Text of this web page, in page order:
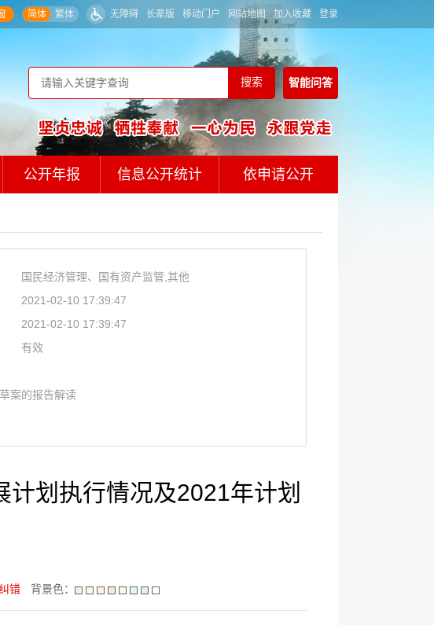
简体 繁体 无障碍 长辈版 移动门户 网站地图 加入收藏 登录
智能问答
公开年报 信息公开统计 依申请公开
国民经济管理、国有资产监管,其他
2021-02-10 17:39:47
2021-02-10 17:39:47
有效
案的报告解读
计划执行情况及2021年计划
错 背景色：